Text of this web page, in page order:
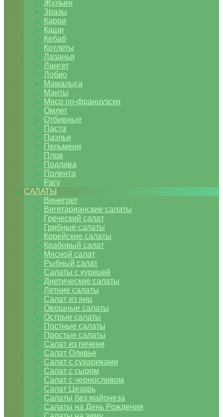
Жульен
Зразы
Карри
Каши
Кебаб
Котлеты
Лазанья
Лангет
Лобио
Мамалыга
Манты
Мясо по-французски
Омлет
Отбивные
Паста
Паэлья
Пельмени
Плов
Подлива
Полента
Рагу
САЛАТЫ
Винегрет
Вегетарианские салаты
Греческий салат
Грибные салаты
Корейские салаты
Крабовый салат
Мясной салат
Рыбный салат
Салаты с курицей
Диетические салаты
Летние салаты
Салат из яиц
Овощные салаты
Острые салаты
Постные салаты
Простые салаты
Салат из печени
Салат Оливье
Салат с сухариками
Салат с сыром
Салат с черносливом
Салат Цезарь
Салаты без майонеза
Салаты на День Рождения